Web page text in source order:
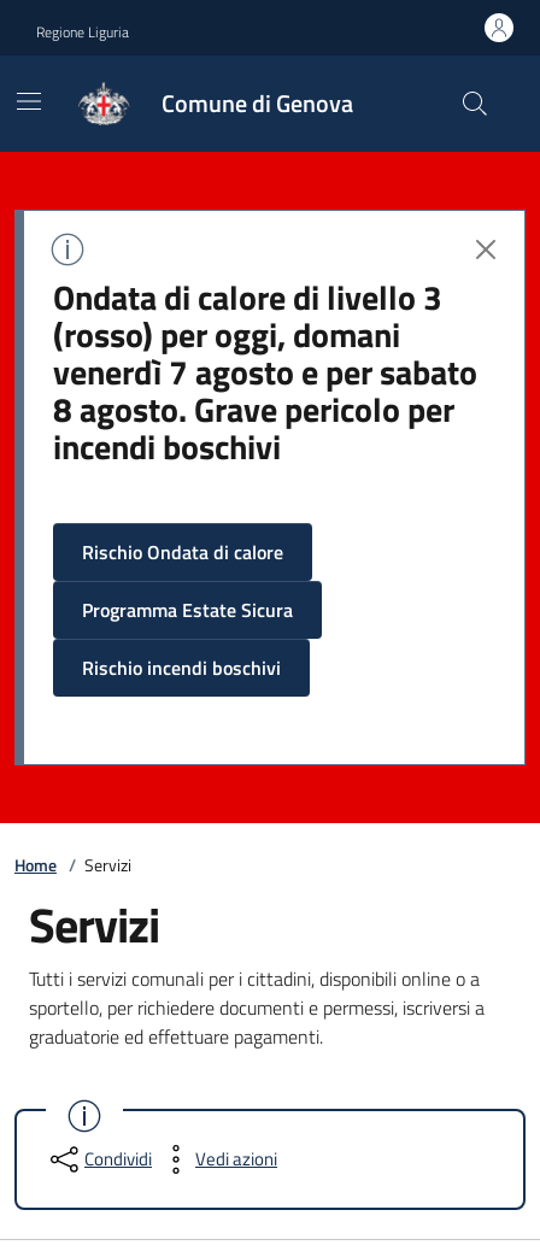
Regione Liguria
Comune di Genova
Ondata di calore di livello 3
(rosso) per oggi, domani
venerdì 7 agosto e per sabato
8 agosto. Grave pericolo per
incendi boschivi
Rischio Ondata di calore
Programma Estate Sicura
Rischio incendi boschivi
Home / Servizi
Servizi
Tutti i servizi comunali per i cittadini, disponibili online o a
sportello, per richiedere documenti e permessi, iscriversi a
graduatorie ed effettuare pagamenti.
Condividi Vedi azioni